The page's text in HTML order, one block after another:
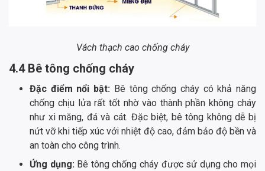
Vách thạch cao chống cháy
4.4 Bê tông chống cháy
Đặc điểm nổi bật: Bê tông chống cháy có khả năng
chống chịu lửa rất tốt nhờ vào thành phần không cháy
như xi măng, đá và cát. Đặc biệt, bê tông không dễ bị
nứt vỡ khi tiếp xúc với nhiệt độ cao, đảm bảo độ bền và
an toàn cho công trình.
Ứng dụng:Bê tông chống cháy được sử dụng cho mọi